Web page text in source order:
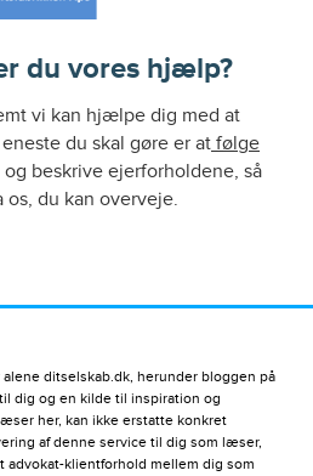
du vores hjælp?
vi kan hjælpe dig med at
du skal gøre er at følge
og beskrive ejerforholdene, så
du kan overveje.
ditselskab.dk, herunder bloggen på
dig og en kilde til inspiration og
her, kan ikke erstatte konkret
af denne service til dig som læser,
advokat-klientforhold mellem dig som